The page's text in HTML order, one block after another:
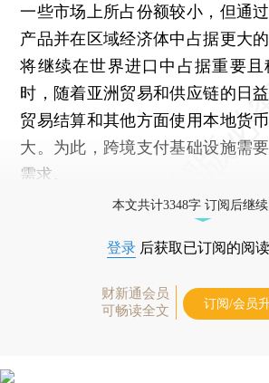
一些市场上所占份额较小，但通
产品并在区域经济体中占据更大
将继续在世界进口中占据重要且
时，随着亚洲贸易和供应链的日
贸易结算和其他方面使用本地货
大。为此，跨境支付基础设施需
需求。
本文共计3348字 订阅后继
登录 后获取已订阅的阅
财新通会员
可畅读全文
订阅/会员